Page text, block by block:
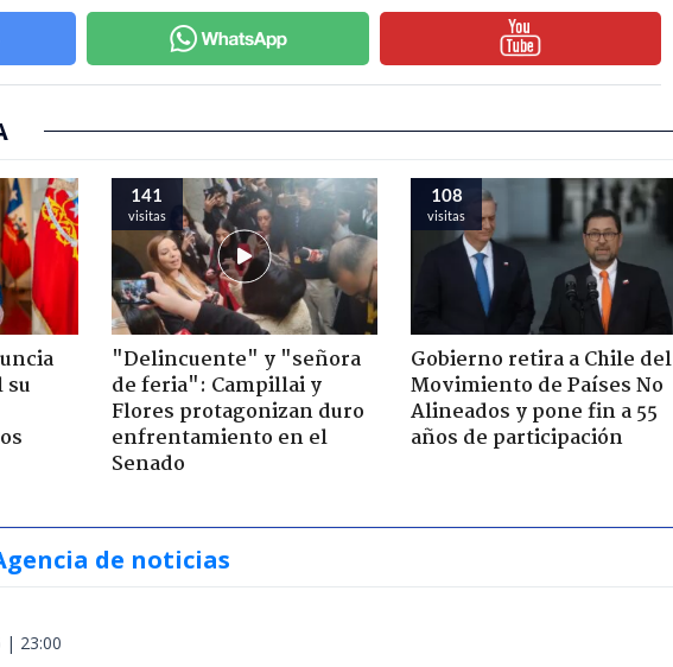
su
141
visitas
"Delincuente" y "señora
de feria": Campillai y
Flores protagonizan duro
enfrentamiento en el
Senado
108
visitas
Gobierno retira a Chile del
Movimiento de Países No
Alineados y pone fin a 55
años de participación
de noticias
| 23:00